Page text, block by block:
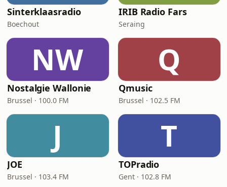
Sinterklaasradio
Boechout
IRIB Radio Fars
Seraing
NW
Nostalgie Wallonie
Brussel · 100.0 FM
Q
Qmusic
Brussel · 102.5 FM
J
JOE
Brussel · 103.4 FM
T
TOPradio
Gent · 102.8 FM